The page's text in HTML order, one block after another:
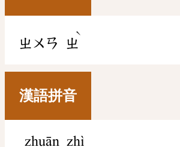
ㄓㄨㄢ ㄓ
ˋ
漢語拼音
zhuān zhì